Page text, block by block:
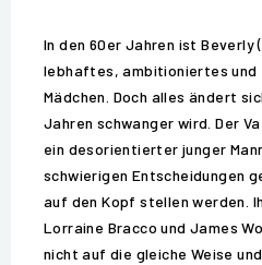
In den 60er Jahren ist Beverly
lebhaftes, ambitioniertes und
Mädchen. Doch alles ändert
Jahren schwanger wird. Der
ein desorientierter junger
schwierigen Entscheidungen
auf den Kopf stellen werden.
Lorraine Bracco und James
nicht auf die gleiche Weise